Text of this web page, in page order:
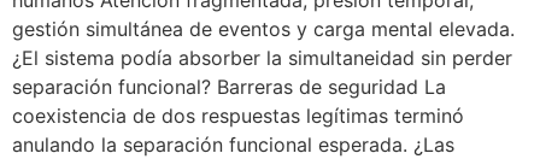
gestión simultánea de eventos y carga mental elevada.
¿El sistema podía absorber la simultaneidad sin perder
separación funcional? Barreras de seguridad La
coexistencia de dos respuestas legítimas terminó
anulando la separación funcional esperada. ¿Las